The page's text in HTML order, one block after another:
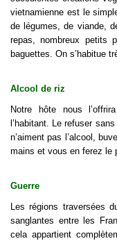
vietnamienne est le
de légumes, de viande,
repas, nombreux petits
baguettes. On s’habitue
Alcool de riz
Notre hôte nous
l’habitant. Le refuser
n’aiment pas l’alcool,
mains et vous en ferez
Guerre
Les régions traversées
sanglantes entre les
cela appartient